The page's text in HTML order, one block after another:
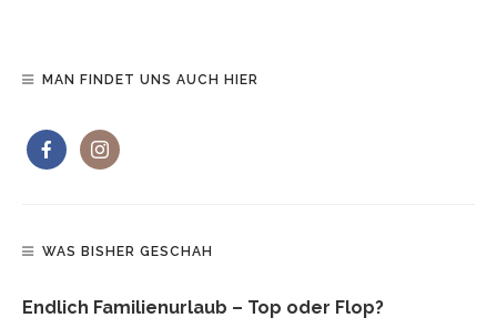
MAN FINDET UNS AUCH HIER
WAS BISHER GESCHAH
Endlich Familienurlaub – Top oder Flop?